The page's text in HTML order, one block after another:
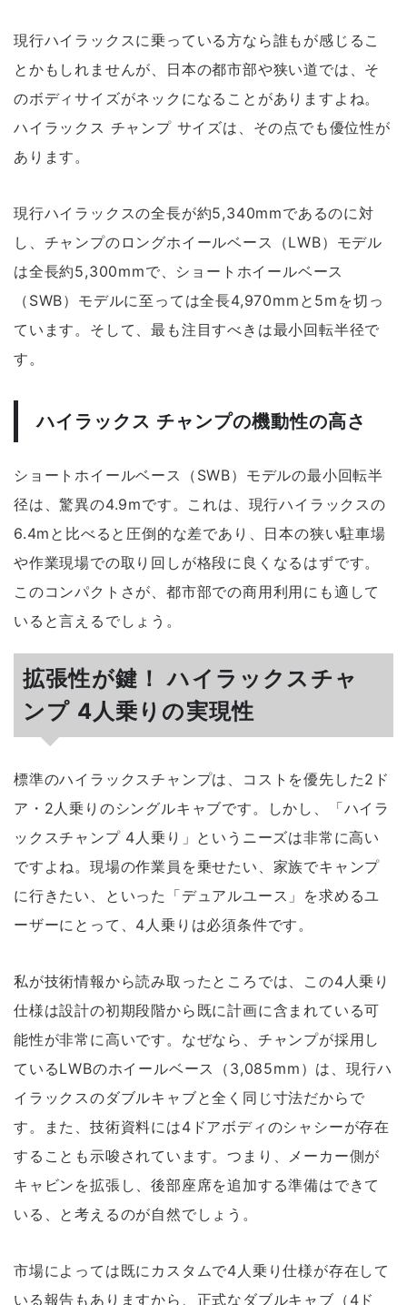
現行ハイラックスに乗っている方なら誰もが感じるこ
とかもしれませんが、日本の都市部や狭い道では、そ
のボディサイズがネックになることがありますよね。
ハイラックス チャンプ サイズは、その点でも優位性が
あります。
現行ハイラックスの全長が約5,340mmであるのに対
し、チャンプのロングホイールベース（LWB）モデル
は全長約5,300mmで、ショートホイールベース
（SWB）モデルに至っては全長4,970mmと5mを切っ
ています。そして、最も注目すべきは最小回転半径で
す。
ハイラックス チャンプの機動性の高さ
ショートホイールベース（SWB）モデルの最小回転半
径は、驚異の4.9mです。これは、現行ハイラックスの
6.4mと比べると圧倒的な差であり、日本の狭い駐車場
や作業現場での取り回しが格段に良くなるはずです。
このコンパクトさが、都市部での商用利用にも適して
いると言えるでしょう。
拡張性が鍵！ ハイラックスチャ
ンプ 4人乗りの実現性
標準のハイラックスチャンプは、コストを優先した2ド
ア・2人乗りのシングルキャブです。しかし、「ハイラ
ックスチャンプ 4人乗り」というニーズは非常に高い
ですよね。現場の作業員を乗せたい、家族でキャンプ
に行きたい、といった「デュアルユース」を求めるユ
ーザーにとって、4人乗りは必須条件です。
私が技術情報から読み取ったところでは、この4人乗り
仕様は設計の初期段階から 既に計画に含まれている可
能性が非常に高いです。なぜなら、チャンプが採用し
ているLWBのホイールベース（3,085mm）は、現行ハ
イラックスのダブルキャブと全く同じ寸法だからで
す。また、技術資料には4ドアボディのシャシーが存在
することも示唆されています。つまり、メーカー側が
キャビンを拡張し、後部座席を追加する準備はできて
いる、と考えるのが自然でしょう。
市場によっては既にカスタムで4人乗り仕様が存在して
いる報告もありますから、正式なダブルキャブ（4ド